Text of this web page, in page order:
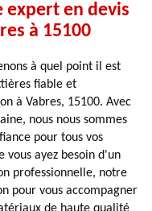
expert en devis
à 15100
à quel point il est
fiable et
à Vabres, 15100. Avec
nous nous sommes
pour tous vos
vous ayez besoin d'un
professionnelle, notre
pour vous accompagner